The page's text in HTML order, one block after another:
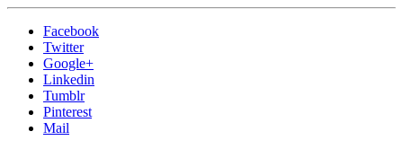
Facebook
Twitter
Google+
Linkedin
Tumblr
Pinterest
Mail